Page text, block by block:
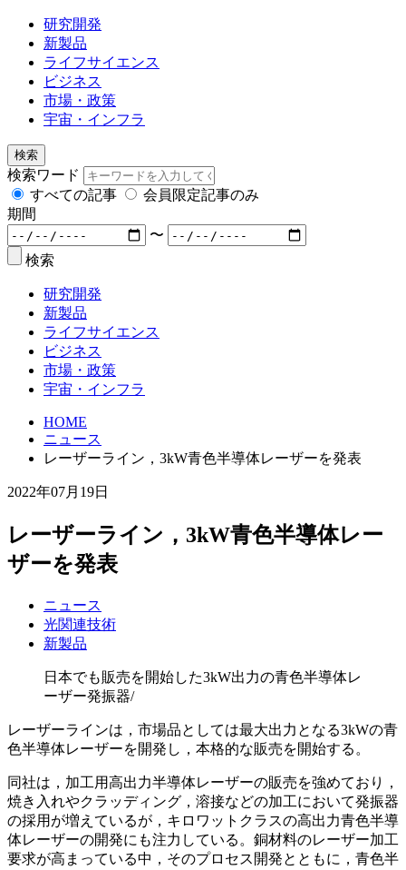
研究開発
新製品
ライフサイエンス
ビジネス
市場・政策
宇宙・インフラ
検索
検索ワード
すべての記事
会員限定記事のみ
期間
〜
検索
研究開発
新製品
ライフサイエンス
ビジネス
市場・政策
宇宙・インフラ
HOME
ニュース
レーザーライン，3kW青色半導体レーザーを発表
2022年07月19日
レーザーライン，3kW青色半導体レー
ザーを発表
ニュース
光関連技術
新製品
日本でも販売を開始した3kW出力の青色半導体レ
ーザー発振器/
レーザーラインは，市場品としては最大出力となる3kWの青
色半導体レーザーを開発し，本格的な販売を開始する。
同社は，加工用高出力半導体レーザーの販売を強めており，
焼き入れやクラッディング，溶接などの加工において発振器
の採用が増えているが，キロワットクラスの高出力青色半導
体レーザーの開発にも注力している。銅材料のレーザー加工
要求が高まっている中，そのプロセス開発とともに，青色半